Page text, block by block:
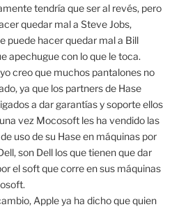
tendría que ser al revés, pero
quedar mal a Steve Jobs,
puede hacer quedar mal a Bill
apechugue con lo que le toca.
creo que muchos pantalones no
ya que los partners de Hase
a dar garantías y soporte ellos
vez Mocosoft les ha vendido las
uso de su Hase en máquinas por
son Dell los que tienen que dar
el soft que corre en sus máquinas
Apple ya ha dicho que quien